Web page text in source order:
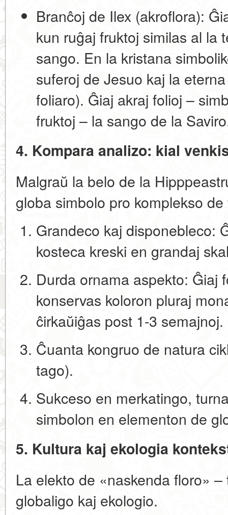
Branĉoj de Ilex (akroflora):
kun ruĝaj fruktoj similas al la
sango. En la kristana
suferoj de Jesuo kaj la
foliaro). Ĝiaj akraj folioj –
fruktoj – la sango de la
4. Kompara analizo: kial
Malgraŭ la belo de la
globa simbolo pro komplekso
Grandeco kaj disponebleco:
kosteca kreski en grandaj
Durda ornama aspekto: Ĝiaj
konservas koloron pluraj
ĉirkaŭiĝas post 1-3 semajnoj.
Ĉuanta kongruo de natura
tago).
Sukceso en merkatingo,
simbolon en elementon de
5. Kultura kaj ekologia
La elekto de «naskenda floro»
globaligo kaj ekologio.